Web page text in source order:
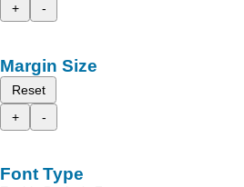
+
-
Margin Size
Reset
+
-
Font Type